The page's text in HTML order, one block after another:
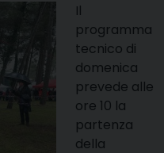
Il
programma
tecnico di
domenica
prevede alle
ore 10 la
partenza
della